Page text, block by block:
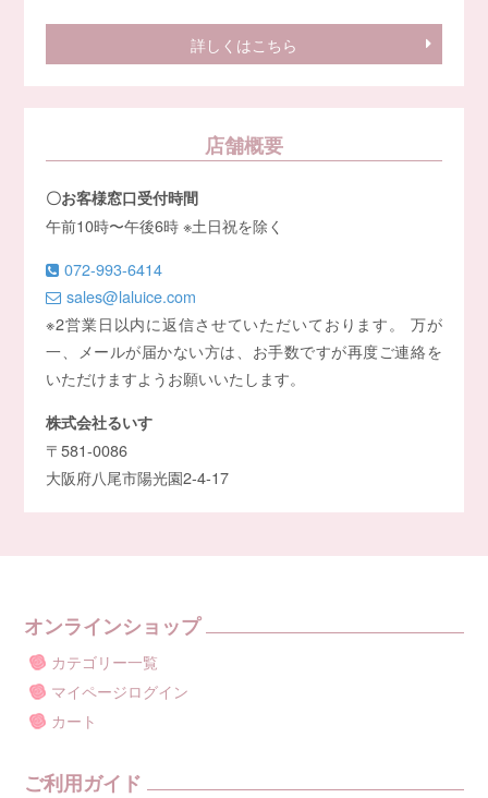
詳しくはこちら
店舗概要
〇お客様窓口受付時間
午前10時〜午後6時 ※土日祝を除く
072-993-6414
sales@laluice.com
※2営業日以内に返信させていただいております。 万が
一、メールが届かない方は、お手数ですが再度ご連絡を
いただけますようお願いいたします。
株式会社るいす
〒581-0086
大阪府八尾市陽光園2-4-17
オンラインショップ
カテゴリー一覧
マイページログイン
カート
ご利用ガイド